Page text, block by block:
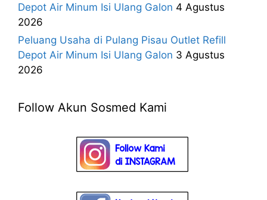
Depot Air Minum Isi Ulang Galon 4 Agustus
2026
Peluang Usaha di Pulang Pisau Outlet Refill
Depot Air Minum Isi Ulang Galon 3 Agustus
2026
Follow Akun Sosmed Kami